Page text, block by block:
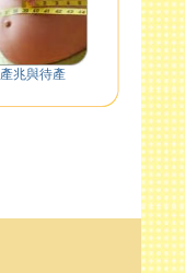
產兆與待產